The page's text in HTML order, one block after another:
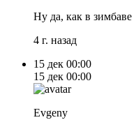
Ну да, как в зимбаве
4 г. назад
15 дек 00:00
15 дек 00:00
Evgeny